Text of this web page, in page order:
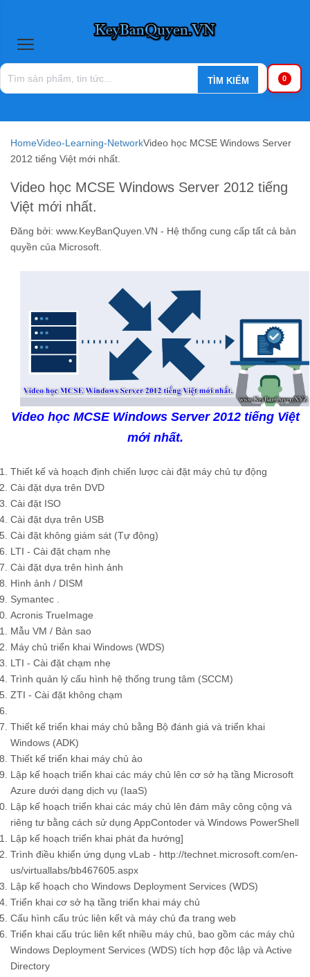
0
HomeVideo-Learning-NetworkVideo học MCSE Windows Server
2012 tiếng Việt mới nhất.
Video học MCSE Windows Server 2012 tiếng
Việt mới nhất.
Đăng bởi: www.KeyBanQuyen.VN - Hệ thống cung cấp tất cả bản
quyền của Microsoft.
Video học MCSE Windows Server 2012 tiếng Việt
mới nhất.
Thiết kế và hoạch định chiến lược cài đặt máy chủ tự động
Cài đặt dựa trên DVD
Cài đặt ISO
Cài đặt dựa trên USB
Cài đặt không giám sát (Tự động)
LTI - Cài đặt chạm nhẹ
Cài đặt dựa trên hình ảnh
Hình ảnh / DISM
Symantec .
Acronis TrueImage
Mẫu VM / Bản sao
Máy chủ triển khai Windows (WDS)
LTI - Cài đặt chạm nhẹ
Trình quản lý cấu hình hệ thống trung tâm (SCCM)
ZTI - Cài đặt không chạm
Thiết kế triển khai máy chủ bằng Bộ đánh giá và triển khai
Windows (ADK)
Thiết kế triển khai máy chủ ảo
Lập kế hoạch triển khai các máy chủ lên cơ sở hạ tầng Microsoft
Azure dưới dạng dịch vụ (IaaS)
Lập kế hoạch triển khai các máy chủ lên đám mây công cộng và
riêng tư bằng cách sử dụng AppContoder và Windows PowerShell
Lập kế hoạch triển khai phát đa hướng]
Trình điều khiển ứng dụng vLab - http://technet.microsoft.com/en-
us/virtuallabs/bb467605.aspx
Lập kế hoạch cho Windows Deployment Services (WDS)
Triển khai cơ sở hạ tầng triển khai máy chủ
Cấu hình cấu trúc liên kết và máy chủ đa trang web
Triển khai cấu trúc liên kết nhiều máy chủ, bao gồm các máy chủ
Windows Deployment Services (WDS) tích hợp độc lập và Active
Directory